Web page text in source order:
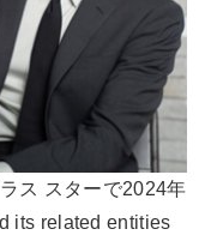
ス スターで2024年
its related entities